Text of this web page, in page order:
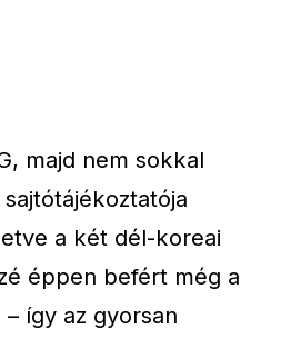
majd nem sokkal
a két dél-koreai
éppen befért még a
– így az gyorsan